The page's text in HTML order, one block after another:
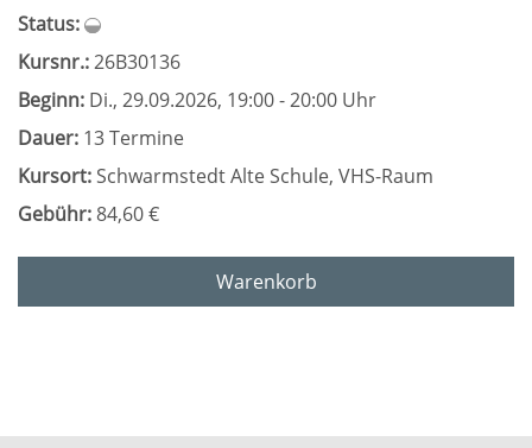
Status:
Kursnr.:26B30136
Beginn: Di., 29.09.2026, 19:00 - 20:00 Uhr
Dauer: 13 Termine
Kursort:Schwarmstedt Alte Schule, VHS-Raum
Gebühr:84,60 €
Warenkorb